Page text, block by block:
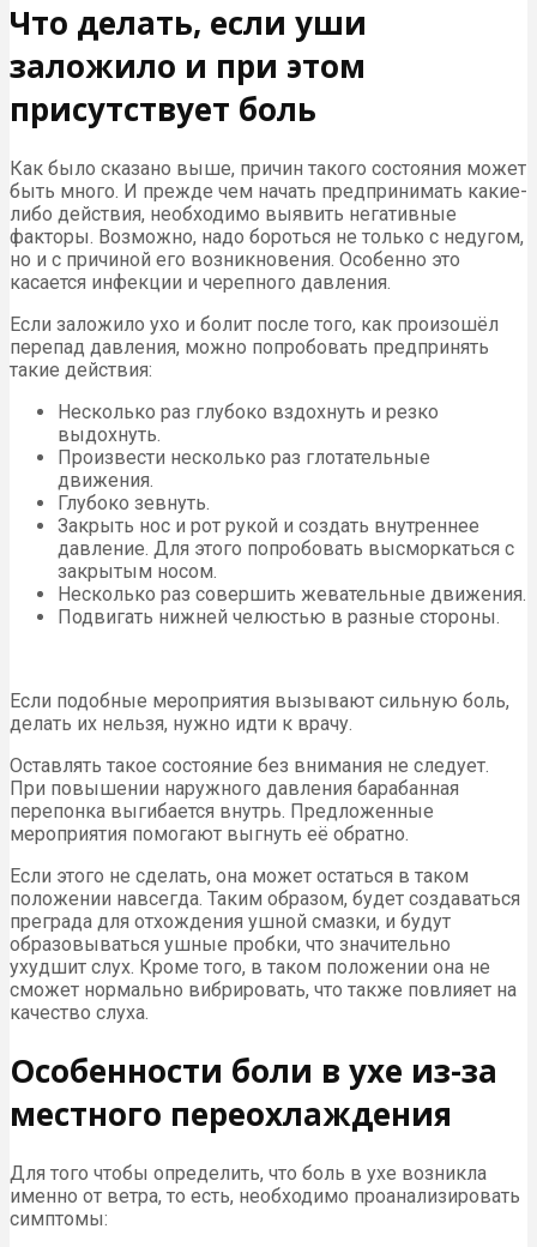
Что делать, если уши
заложило и при этом
присутствует боль
Как было сказано выше, причин такого состояния может
быть много. И прежде чем начать предпринимать какие-
либо действия, необходимо выявить негативные
факторы. Возможно, надо бороться не только с недугом,
но и с причиной его возникновения. Особенно это
касается инфекции и черепного давления.
Если заложило ухо и болит после того, как произошёл
перепад давления, можно попробовать предпринять
такие действия:
Несколько раз глубоко вздохнуть и резко
выдохнуть.
Произвести несколько раз глотательные
движения.
Глубоко зевнуть.
Закрыть нос и рот рукой и создать внутреннее
давление. Для этого попробовать высморкаться с
закрытым носом.
Несколько раз совершить жевательные движения.
Подвигать нижней челюстью в разные стороны.
Если подобные мероприятия вызывают сильную боль,
делать их нельзя, нужно идти к врачу.
Оставлять такое состояние без внимания не следует.
При повышении наружного давления барабанная
перепонка выгибается внутрь. Предложенные
мероприятия помогают выгнуть её обратно.
Если этого не сделать, она может остаться в таком
положении навсегда. Таким образом, будет создаваться
преграда для отхождения ушной смазки, и будут
образовываться ушные пробки, что значительно
ухудшит слух. Кроме того, в таком положении она не
сможет нормально вибрировать, что также повлияет на
качество слуха.
Особенности боли в ухе из-за
местного переохлаждения
Для того чтобы определить, что боль в ухе возникла
именно от ветра, то есть, необходимо проанализировать
симптомы: